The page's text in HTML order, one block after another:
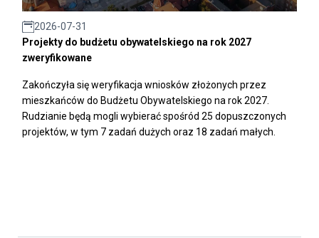
2026-07-31
Projekty do budżetu obywatelskiego na rok 2027
zweryfikowane
Zakończyła się weryfikacja wniosków złożonych przez
mieszkańców do Budżetu Obywatelskiego na rok 2027.
Rudzianie będą mogli wybierać spośród 25 dopuszczonych
projektów, w tym 7 zadań dużych oraz 18 zadań małych.